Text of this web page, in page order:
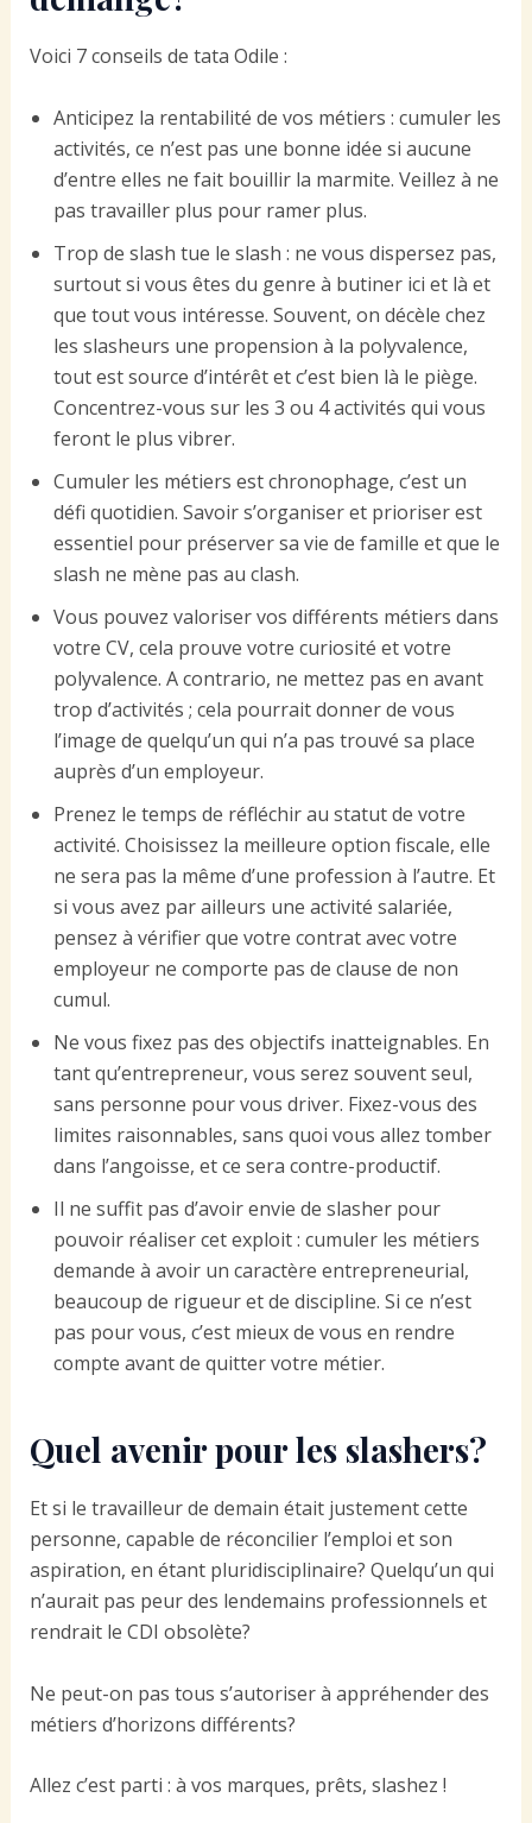
Voici 7 conseils de tata Odile :
Anticipez la rentabilité de vos métiers : cumuler les
activités, ce n’est pas une bonne idée si aucune
d’entre elles ne fait bouillir la marmite. Veillez à ne
pas travailler plus pour ramer plus.
Trop de slash tue le slash : ne vous dispersez pas,
surtout si vous êtes du genre à butiner ici et là et
que tout vous intéresse. Souvent, on décèle chez
les slasheurs une propension à la polyvalence,
tout est source d’intérêt et c’est bien là le piège.
Concentrez-vous sur les 3 ou 4 activités qui vous
feront le plus vibrer.
Cumuler les métiers est chronophage, c’est un
défi quotidien. Savoir s’organiser et prioriser est
essentiel pour préserver sa vie de famille et que le
slash ne mène pas au clash.
Vous pouvez valoriser vos différents métiers dans
votre CV, cela prouve votre curiosité et votre
polyvalence. A contrario, ne mettez pas en avant
trop d’activités ; cela pourrait donner de vous
l’image de quelqu’un qui n’a pas trouvé sa place
auprès d’un employeur.
Prenez le temps de réfléchir au statut de votre
activité. Choisissez la meilleure option fiscale, elle
ne sera pas la même d’une profession à l’autre. Et
si vous avez par ailleurs une activité salariée,
pensez à vérifier que votre contrat avec votre
employeur ne comporte pas de clause de non
cumul.
Ne vous fixez pas des objectifs inatteignables. En
tant qu’entrepreneur, vous serez souvent seul,
sans personne pour vous driver. Fixez-vous des
limites raisonnables, sans quoi vous allez tomber
dans l’angoisse, et ce sera contre-productif.
Il ne suffit pas d’avoir envie de slasher pour
pouvoir réaliser cet exploit : cumuler les métiers
demande à avoir un caractère entrepreneurial,
beaucoup de rigueur et de discipline. Si ce n’est
pas pour vous, c’est mieux de vous en rendre
compte avant de quitter votre métier.
Quel avenir pour les slashers?
Et si le travailleur de demain était justement cette
personne, capable de réconcilier l’emploi et son
aspiration, en étant pluridisciplinaire? Quelqu’un qui
n’aurait pas peur des lendemains professionnels et
rendrait le CDI obsolète?
Ne peut-on pas tous s’autoriser à appréhender des
métiers d’horizons différents?
Allez c’est parti : à vos marques, prêts, slashez !